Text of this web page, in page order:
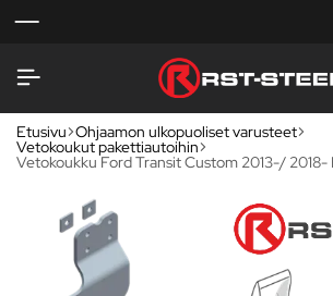
Etusivu Ohjaamon ulkopuoliset varusteet
Vetokoukut pakettiautoihin
Vetokoukku Ford Transit Custom 2013-/ 2018-